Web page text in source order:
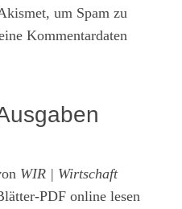
um Spam zu
Kommentardaten
WIR | Wirtschaft
PDF online lesen